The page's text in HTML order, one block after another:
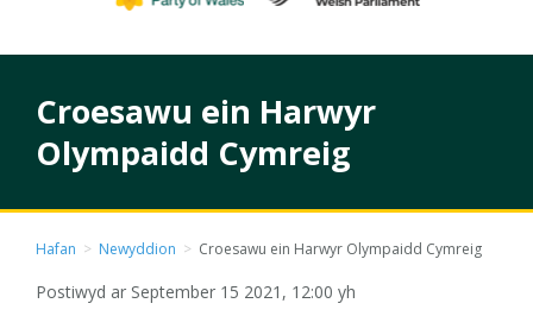
Croesawu ein Harwyr
Olympaidd Cymreig
Hafan > Newyddion > Croesawu ein Harwyr Olympaidd Cymreig
Postiwyd ar September 15 2021, 12:00 yh